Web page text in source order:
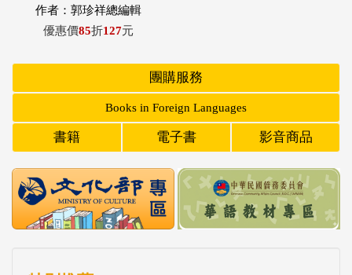
作者：郭珍祥總編輯
優惠價85折127元
團購服務
Books in Foreign Languages
書籍 電子書 影音商品